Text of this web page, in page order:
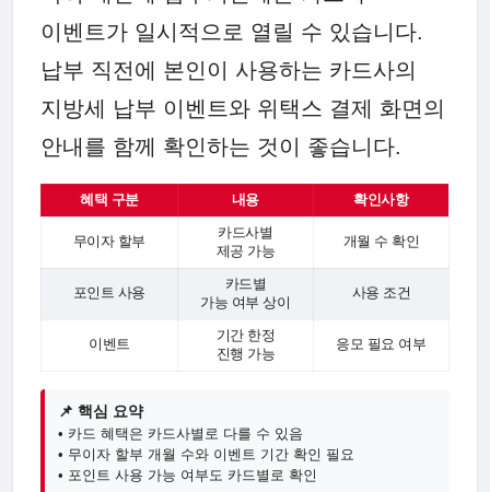
이벤트가 일시적으로 열릴 수 있습니다.
납부 직전에 본인이 사용하는 카드사의
지방세 납부 이벤트와 위택스 결제 화면의
안내를 함께 확인하는 것이 좋습니다.
혜택 구분 내용 확인사항
무이자 할부
카드사별
제공 가능
개월 수 확인
포인트 사용
카드별
가능 여부 상이
사용 조건
이벤트
기간 한정
진행 가능
응모 필요 여부
📌 핵심 요약
• 카드 혜택은 카드사별로 다를 수 있음
• 무이자 할부 개월 수와 이벤트 기간 확인 필요
• 포인트 사용 가능 여부도 카드별로 확인